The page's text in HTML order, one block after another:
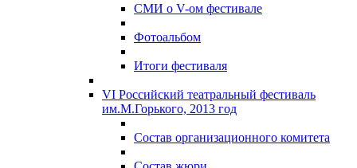
СМИ о V-ом фестивале
Фотоальбом
Итоги фестиваля
VI Российский театральный фестиваль
им.М.Горького, 2013 год
Состав организационного комитета